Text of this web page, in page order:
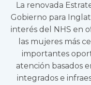
La renovada
Gobierno para
interés del NHS en
las mujeres más
importantes
atención basados
integrados e